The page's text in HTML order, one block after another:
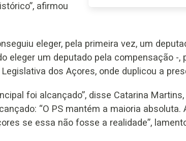
afirmou
eleger, pela primeira vez, um
eleger um deputado pela compensação -,
dos Açores, onde duplicou a
foi alcançado”, disse Catarina
“O PS mantém a maioria absoluta.
se essa não fosse a realidade”,